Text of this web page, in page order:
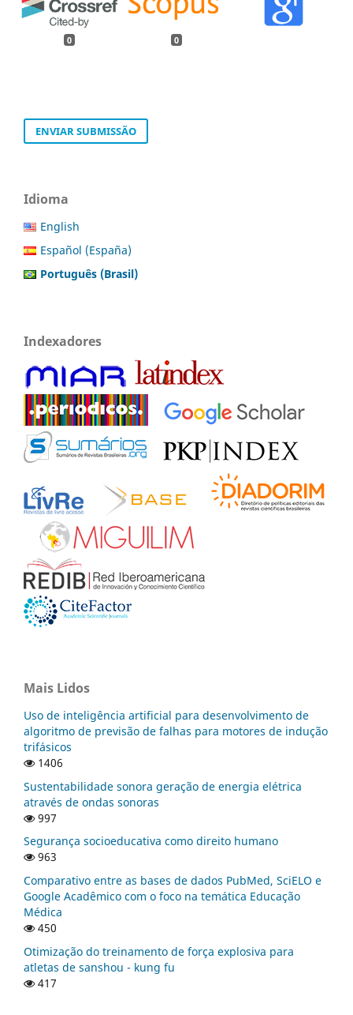
0 0
ENVIAR SUBMISSÃO
Idioma
English
Español (España)
Português (Brasil)
Indexadores
Mais Lidos
Uso de inteligência artificial para desenvolvimento de
algoritmo de previsão de falhas para motores de indução
trifásicos
1406
Sustentabilidade sonora geração de energia elétrica
através de ondas sonoras
997
Segurança socioeducativa como direito humano
963
Comparativo entre as bases de dados PubMed, SciELO e
Google Acadêmico com o foco na temática Educação
Médica
450
Otimização do treinamento de força explosiva para
atletas de sanshou - kung fu
417